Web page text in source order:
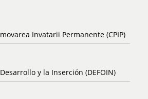
Invatarii Permanente (CPIP)
y la Inserción (DEFOIN)